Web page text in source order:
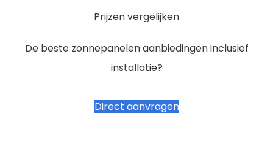
Prijzen vergelijken
De beste zonnepanelen aanbiedingen inclusief
installatie?
Direct aanvragen